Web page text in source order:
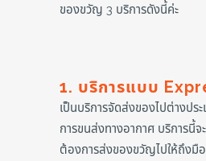
ของขวัญ 3 บริการดังนี้ค่ะ
1. บริการแบบ
เป็นบริการจัดส่งของไปต่างปร
การขนส่งทางอากาศ บริการนี้จ
ต้องการส่งของขวัญไปให้ถึงมือ